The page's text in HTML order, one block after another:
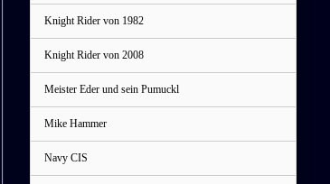
Knight Rider von 1982
Knight Rider von 2008
Meister Eder und sein Pumuckl
Mike Hammer
Navy CIS